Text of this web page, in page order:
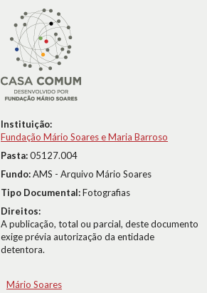
Instituição:
Fundação Mário Soares e Maria Barroso
Pasta:05127.004
Fundo:AMS - Arquivo Mário Soares
Tipo Documental:Fotografias
Direitos:
A publicação, total ou parcial, deste documento
exige prévia autorização da entidade
detentora.
Mário Soares